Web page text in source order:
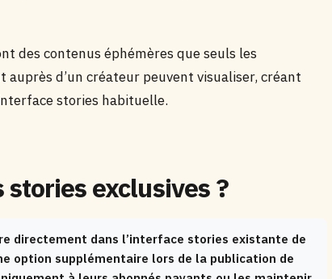
des contenus éphémères que seuls les
d’un créateur peuvent visualiser, créant
stories habituelle.
exclusives ?
directement dans l’interface stories existante de
option supplémentaire lors de la publication de